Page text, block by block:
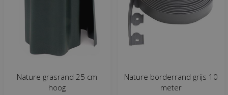
Nature grasrand 25 cm
hoog
Nature borderrand grijs 10
meter